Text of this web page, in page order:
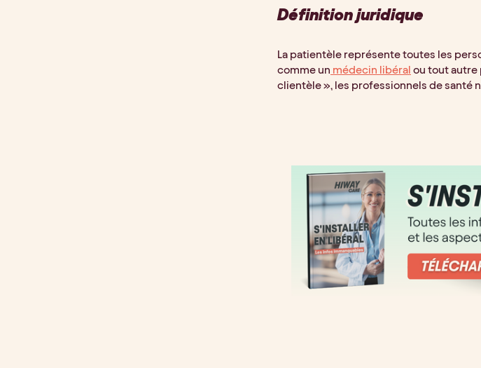
Définition juridique
La patientèle représente toutes les
comme un médecin libéral ou tout autre
clientèle », les professionnels de santé